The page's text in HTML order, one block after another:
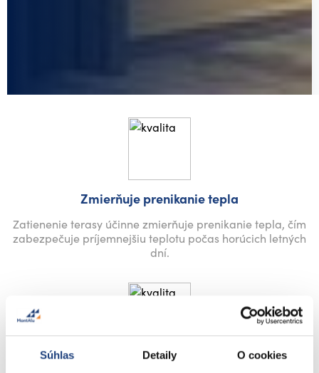
Súhlas Detaily O cookies
Zmierňuje prenikanie tepla
Zatienenie terasy účinne zmierňuje prenikanie tepla, čím
zabezpečuje príjemnejšiu teplotu počas horúcich letných
dní.
Odolné voči dažďu